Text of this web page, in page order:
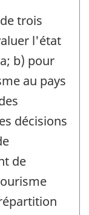
trois
l'état
b) pour
au pays
décisions
de